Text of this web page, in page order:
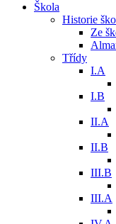
Škola
Historie
Ze
Třídy
I.A
I.B
II.A
II.B
III.B
III.A